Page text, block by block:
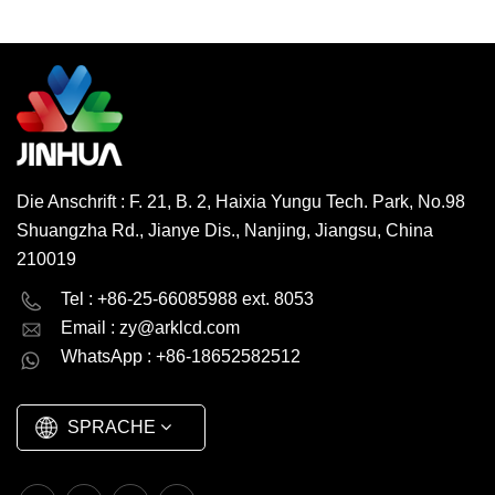
SMT-PCBA-
ProduktionErfahrener
Fabrikmaschinenbediener
und
QualitätskontrollteamGroße
Und Speichertemp....
WEITERLESEN
Die Anschrift : F. 21, B. 2, Haixia Yungu Tech. Park, No.98
Shuangzha Rd., Jianye Dis., Nanjing, Jiangsu, China
210019
Tel : +86-25-66085988 ext. 8053
Email : zy@arklcd.com
WhatsApp : +86-18652582512
SPRACHE
English Deutsch
русский español
العربية